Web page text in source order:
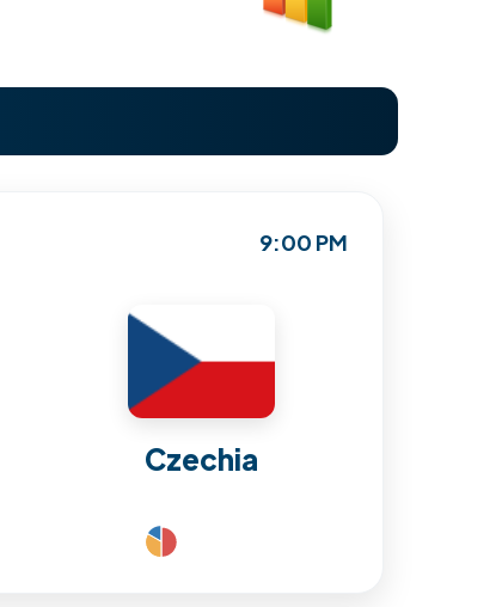
9:00 PM
Czechia